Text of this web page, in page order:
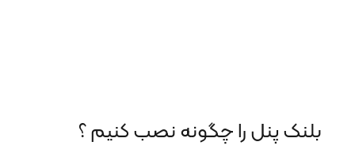
بلنک پنل را چگونه نصب کنیم ؟